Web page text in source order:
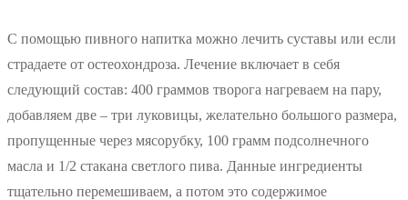
С помощью пивного напитка можно лечить суставы или если
страдаете от остеохондроза. Лечение включает в себя
следующий состав: 400 граммов творога нагреваем на пару,
добавляем две – три луковицы, желательно большого размера,
пропущенные через мясорубку, 100 грамм подсолнечного
масла и 1/2 стакана светлого пива. Данные ингредиенты
тщательно перемешиваем, а потом это содержимое